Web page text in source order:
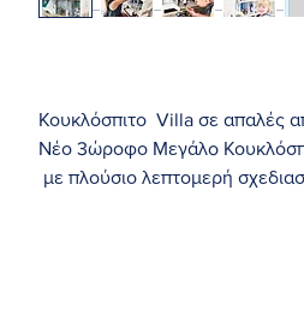
Κουκλόσπιτο Villa σε απαλές
Νέο 3ώροφο Μεγάλo
με πλούσιο λεπτομερή